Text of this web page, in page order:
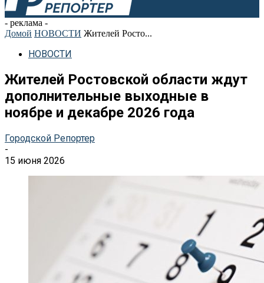
- реклама -
Домой НОВОСТИ Жителей Росто...
НОВОСТИ
Жителей Ростовской области ждут
дополнительные выходные в
ноябре и декабре 2026 года
Городской Репортер
-
15 июня 2026